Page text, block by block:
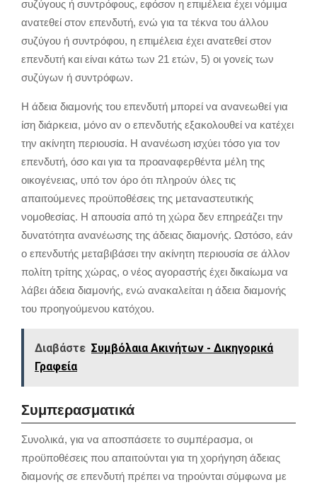
συζύγους ή συντρόφους, εφόσον η επιμέλεια έχει νόμιμα
ανατεθεί στον επενδυτή, ενώ για τα τέκνα του άλλου
συζύγου ή συντρόφου, η επιμέλεια έχει ανατεθεί στον
επενδυτή και είναι κάτω των 21 ετών, 5) οι γονείς των
συζύγων ή συντρόφων.
Η άδεια διαμονής του επενδυτή μπορεί να ανανεωθεί για
ίση διάρκεια, μόνο αν ο επενδυτής εξακολουθεί να κατέχει
την ακίνητη περιουσία. Η ανανέωση ισχύει τόσο για τον
επενδυτή, όσο και για τα προαναφερθέντα μέλη της
οικογένειας, υπό τον όρο ότι πληρούν όλες τις
απαιτούμενες προϋποθέσεις της μεταναστευτικής
νομοθεσίας. Η απουσία από τη χώρα δεν επηρεάζει την
δυνατότητα ανανέωσης της άδειας διαμονής. Ωστόσο, εάν
ο επενδυτής μεταβιβάσει την ακίνητη περιουσία σε άλλον
πολίτη τρίτης χώρας, ο νέος αγοραστής έχει δικαίωμα να
λάβει άδεια διαμονής, ενώ ανακαλείται η άδεια διαμονής
του προηγούμενου κατόχου.
Διαβάστε Συμβόλαια Ακινήτων - Δικηγορικά
Γραφεία
Συμπερασματικά
Συνολικά, για να αποσπάσετε το συμπέρασμα, οι
προϋποθέσεις που απαιτούνται για τη χορήγηση άδειας
διαμονής σε επενδυτή πρέπει να τηρούνται σύμφωνα με